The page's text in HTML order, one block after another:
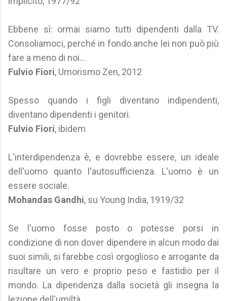
Ebbene sì: ormai siamo tutti dipendenti dalla TV.
Consoliamoci, perché in fondo anche lei non può più
fare a meno di noi...
Fulvio Fiori, Umorismo Zen, 2012
Spesso quando i figli diventano indipendenti,
diventano dipendenti i genitori.
Fulvio Fiori, ibidem
L'interdipendenza è, e dovrebbe essere, un ideale
dell'uomo quanto l'autosufficienza. L'uomo è un
essere sociale.
Mohandas Gandhi, su Young India, 1919/32
Se l'uomo fosse posto o potesse porsi in
condizione di non dover dipendere in alcun modo dai
suoi simili, si farebbe così orgoglioso e arrogante da
risultare un vero e proprio peso e fastidio per il
mondo. La dipendenza dalla società gli insegna la